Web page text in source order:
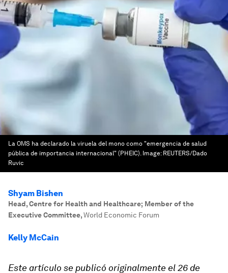
La OMS ha declarado la viruela del mono como "emergencia de salud
pública de importancia internacional" (PHEIC). Image: REUTERS/Dado
Ruvic
Shyam Bishen
Head, Centre for Health and Healthcare; Member of the
Executive Committee,World Economic Forum
Kelly McCain
Este artículo se publicó originalmente el 26 de